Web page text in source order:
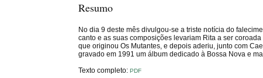
Resumo
No dia 9 deste mês divulgou-se a triste notícia do
canto e as suas composições levariam Rita a ser
que originou Os Mutantes, e depois aderiu, junto com
gravado em 1991 um álbum dedicado à Bossa Nova e
Texto completo:PDF